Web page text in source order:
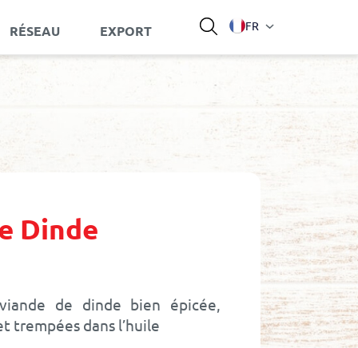
RÉSEAU EXPORT Langue
FR
Dinde
de dinde bien épicée,
trempées dans l’huile